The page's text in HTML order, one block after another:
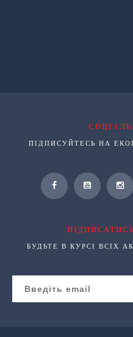
ПІДПИСУЙТЕСЬ НА
БУДЬТЕ В КУРСІ ВСІХ